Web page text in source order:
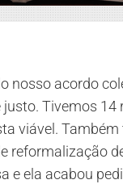
nosso acordo
Tivemos 14
viável.
reformalização
e ela acabou